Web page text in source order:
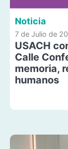
Noticia
7 de Julio de
USACH
Calle
memoria,
humanos